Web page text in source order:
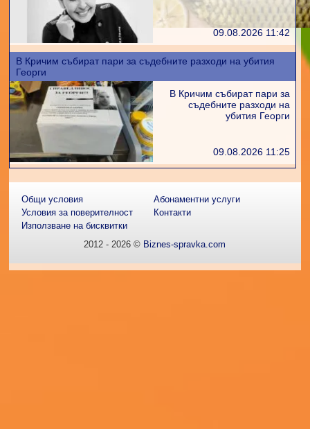
09.08.2026 11:42
В Кричим събират пари за съдебните разходи на убития
Георги
В Кричим събират пари за
съдебните разходи на
убития Георги
09.08.2026 11:25
Общи условия
Условия за поверителност
Използване на бисквитки
Абонаментни услуги
Контакти
2012 - 2026 © Biznes-spravka.com